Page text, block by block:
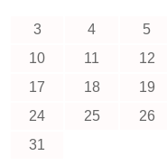
3
4 5
10
11 12
17
18 19
24
25 26
31